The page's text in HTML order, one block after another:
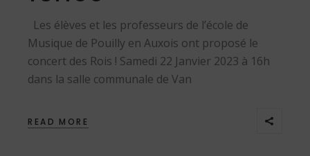
Les élèves et les professeurs de l’école de
Musique de Pouilly en Auxois ont proposé le
concert des Rois ! Samedi 22 Janvier 2023 à 16h
dans la salle communale de Van
READ MORE